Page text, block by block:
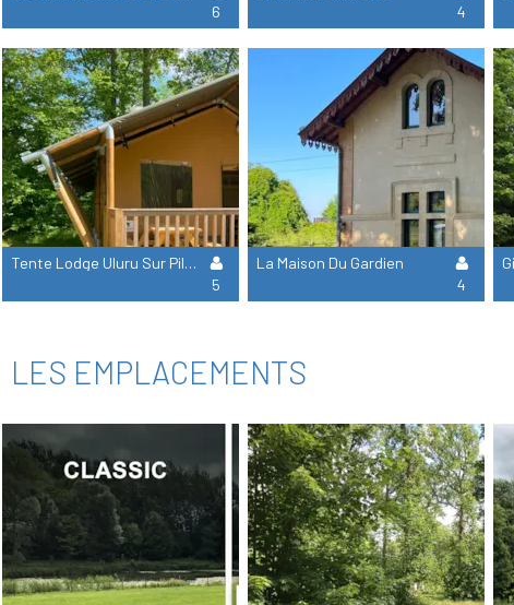
6
4
Tente Lodge Uluru Sur Pilotis
5
La Maison Du Gardien
4
LES EMPLACEMENTS